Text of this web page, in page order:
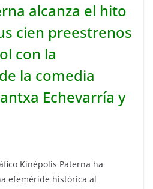
alcanza el hito
cien preestrenos
con la
la comedia
Echevarría y
Kinépolis Paterna ha
efeméride histórica al